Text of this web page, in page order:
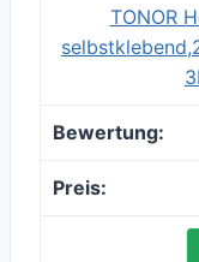
TONOR